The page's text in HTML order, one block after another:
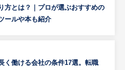
方とは？｜プロが選ぶおすすめの
ールや本も紹介
く働ける会社の条件17選。転職